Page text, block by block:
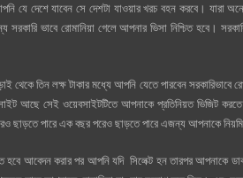
যে দেশে যাবেন সে দেশটা যাওয়ার খরচ বহন করবে। যারা
সরকারি ভাবে রোমানিয়া গেলে আপনার ভিসা নিশ্চিত হবে।
থেকে তিন লক্ষ টাকার মধ্যে আপনি যেতে পারবেন সরকারিভাবে
আছে সেই ওয়েবসাইটটিতে আপনাকে প্রতিনিয়ত ভিজিট করতে
ছাড়তে পারে এক বছর পরেও ছাড়তে পারে এজন্য আপনাকে
আবেদন করার পর আপনি যদি সিলেক্ট হন তারপর আপনাকে